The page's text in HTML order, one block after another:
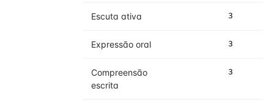
Escuta ativa 3
Expressão oral 3
Compreensão
escrita
3